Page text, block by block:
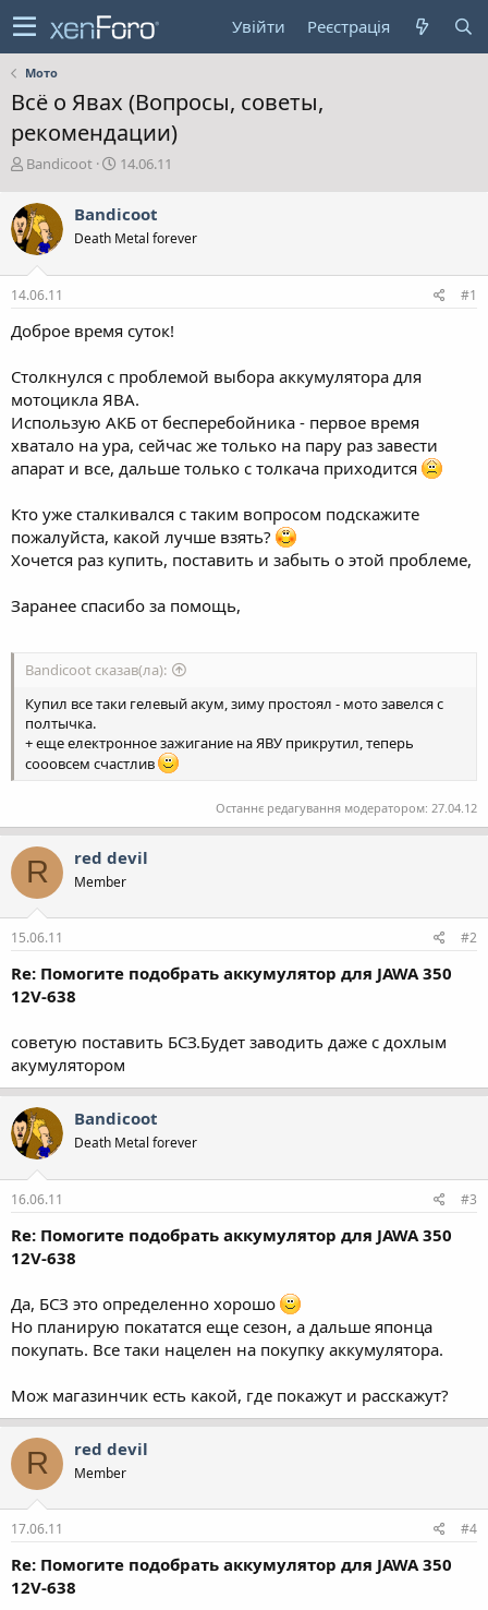
Увійти Реєстрація
Мото
Всё о Явах (Вопросы, советы,
рекомендации)
А
т
о
р
т
е
м
Bandicoot
Д
а
с
в
е
н
я
14.06.11
Bandicoot
Death Metal forever
14.06.11 #1
Доброе время суток!
Столкнулся с проблемой выбора аккумулятора для
мотоцикла ЯВА.
Использую АКБ от бесперебойника - первое время
хватало на ура, сейчас же только на пару раз завести
апарат и все, дальше только с толкача приходится
Кто уже сталкивался с таким вопросом подскажите
пожалуйста, какой лучше взять?
Хочется раз купить, поставить и забыть о этой проблеме,
Заранее спасибо за помощь,
Bandicoot сказав(ла):
Купил все таки гелевый акум, зиму простоял - мото завелся с
полтычка.
+ еще електронное зажигание на ЯВУ прикрутил, теперь
сооовсем счастлив
Останнє редагування модератором: 27.04.12
R red devil
Member
15.06.11 #2
Re: Помогите подобрать аккумулятор для JAWA 350
12V-638
советую поставить БСЗ.Будет заводить даже с дохлым
акумулятором
Bandicoot
Death Metal forever
16.06.11 #3
Re: Помогите подобрать аккумулятор для JAWA 350
12V-638
Да, БСЗ это определенно хорошо
Но планирую покататся еще сезон, а дальше японца
покупать. Все таки нацелен на покупку аккумулятора.
Мож магазинчик есть какой, где покажут и расскажут?
R red devil
Member
17.06.11 #4
Re: Помогите подобрать аккумулятор для JAWA 350
12V-638